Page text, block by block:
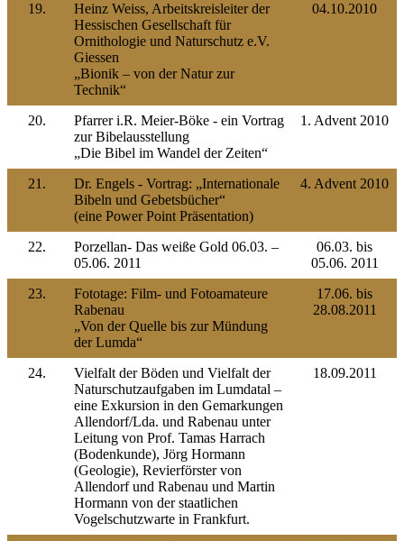
19.
Heinz Weiss, Arbeitskreisleiter der
Hessischen Gesellschaft für
Ornithologie und Naturschutz e.V.
Giessen
„Bionik – von der Natur zur
Technik“
04.10.2010
20.
Pfarrer i.R. Meier-Böke - ein Vortrag
zur Bibelausstellung
„Die Bibel im Wandel der Zeiten“
1. Advent 2010
21.
Dr. Engels - Vortrag: „Internationale
Bibeln und Gebetsbücher“
(eine Power Point Präsentation)
4. Advent 2010
22.
Porzellan- Das weiße Gold 06.03. –
05.06. 2011
06.03. bis
05.06. 2011
23.
Fototage: Film- und Fotoamateure
Rabenau
„Von der Quelle bis zur Mündung
der Lumda“
17.06. bis
28.08.2011
24.
Vielfalt der Böden und Vielfalt der
Naturschutzaufgaben im Lumdatal –
eine Exkursion in den Gemarkungen
Allendorf/Lda. und Rabenau unter
Leitung von Prof. Tamas Harrach
(Bodenkunde), Jörg Hormann
(Geologie), Revierförster von
Allendorf und Rabenau und Martin
Hormann von der staatlichen
Vogelschutzwarte in Frankfurt.
18.09.2011